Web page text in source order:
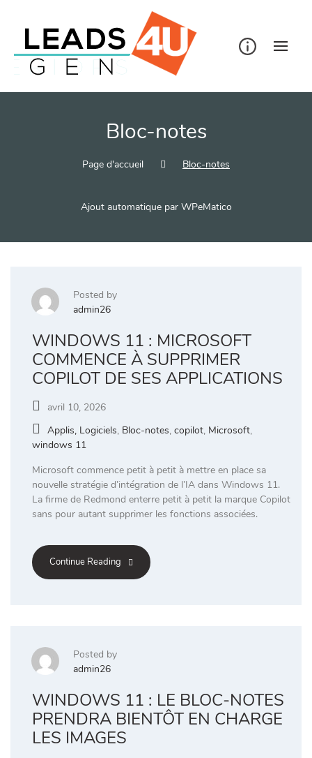
Bloc-notes
Page d'accueil Bloc-notes
Ajout automatique par WPeMatico
Posted by
admin26
WINDOWS 11 : MICROSOFT
COMMENCE À SUPPRIMER
COPILOT DE SES APPLICATIONS
avril 10, 2026
Applis, Logiciels, Bloc-notes, copilot, Microsoft,
windows 11
Microsoft commence petit à petit à mettre en place sa
nouvelle stratégie d’intégration de l’IA dans Windows 11.
La firme de Redmond enterre petit à petit la marque Copilot
sans pour autant supprimer les fonctions associées.
Continue Reading
Posted by
admin26
WINDOWS 11 : LE BLOC-NOTES
PRENDRA BIENTÔT EN CHARGE
LES IMAGES